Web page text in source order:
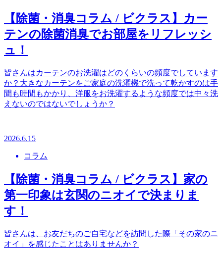
【除菌・消臭コラム / ビクラス】カー
テンの除菌消臭でお部屋をリフレッシ
ュ！
皆さんはカーテンのお洗濯はどのくらいの頻度でしています
か？大きなカーテンをご家庭の洗濯機で洗って乾かすのは手
間も時間もかかり、洋服をお洗濯するような頻度では中々洗
えないのではないでしょうか？
2026.6.15
コラム
【除菌・消臭コラム / ビクラス】家の
第一印象は玄関のニオイで決まりま
す！
皆さんは、お友だちのご自宅などを訪問した際「その家のニ
オイ」を感じたことはありませんか？